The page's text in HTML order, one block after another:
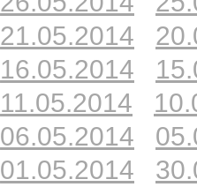
21.05.2014
16.05.2014
11.05.2014
06.05.2014
01.05.2014